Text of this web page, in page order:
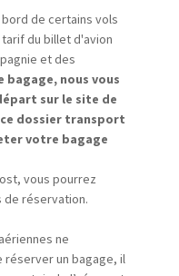
de certains vols
du billet d'avion
et des
bagage, nous vous
sur le site de
dossier transport
votre bagage
vous pourrez
de réservation.
ne
un bagage, il